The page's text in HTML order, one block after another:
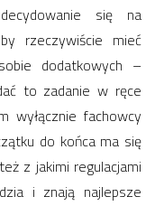
się na
rzeczywiście mieć
dodatkowych –
to zadanie w ręce
wyłącznie fachowcy
do końca ma się
z jakimi regulacjami
i znają najlepsze